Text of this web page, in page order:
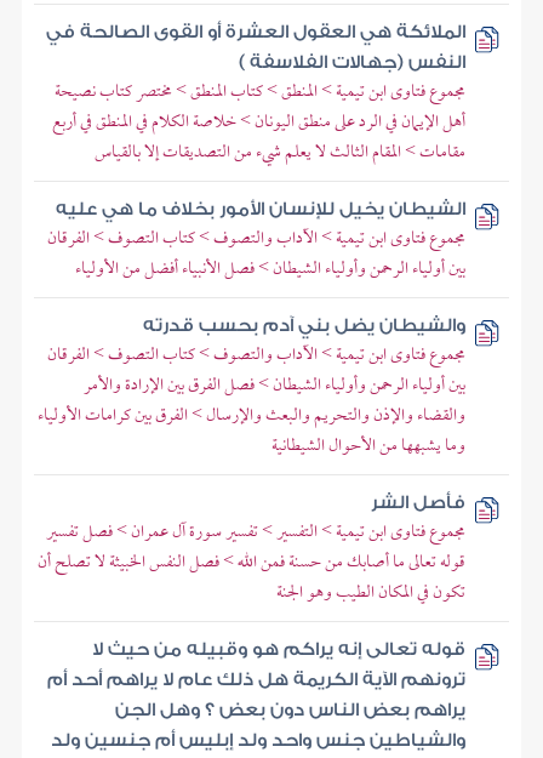
الملائكة هي العقول العشرة أو القوى الصالحة في
النفس (جهالات الفلاسفة )
مجموع فتاوى ابن تيمية > المنطق > كتاب المنطق > مختصر كتاب نصيحة
أهل الإيمان في الرد على منطق اليونان > خلاصة الكلام في المنطق في أربع
مقامات > المقام الثالث لا يعلم شيء من التصديقات إلا بالقياس
الشيطان يخيل للإنسان الأمور بخلاف ما هي عليه
مجموع فتاوى ابن تيمية > الآداب والتصوف > كتاب التصوف > الفرقان
بين أولياء الرحمن وأولياء الشيطان > فصل الأنبياء أفضل من الأولياء
والشيطان يضل بني آدم بحسب قدرته
مجموع فتاوى ابن تيمية > الآداب والتصوف > كتاب التصوف > الفرقان
بين أولياء الرحمن وأولياء الشيطان > فصل الفرق بين الإرادة والأمر
والقضاء والإذن والتحريم والبعث والإرسال > الفرق بين كرامات الأولياء
وما يشبهها من الأحوال الشيطانية
فأصل الشر
مجموع فتاوى ابن تيمية > التفسير > تفسير سورة آل عمران > فصل تفسير
قوله تعالى ما أصابك من حسنة فمن الله > فصل النفس الخبيثة لا تصلح أن
تكون في المكان الطيب وهو الجنة
قوله تعالى إنه يراكم هو وقبيله من حيث لا
ترونهم الآية الكريمة هل ذلك عام لا يراهم أحد أم
يراهم بعض الناس دون بعض ؟ وهل الجن
والشياطين جنس واحد ولد إبليس أم جنسين ولد